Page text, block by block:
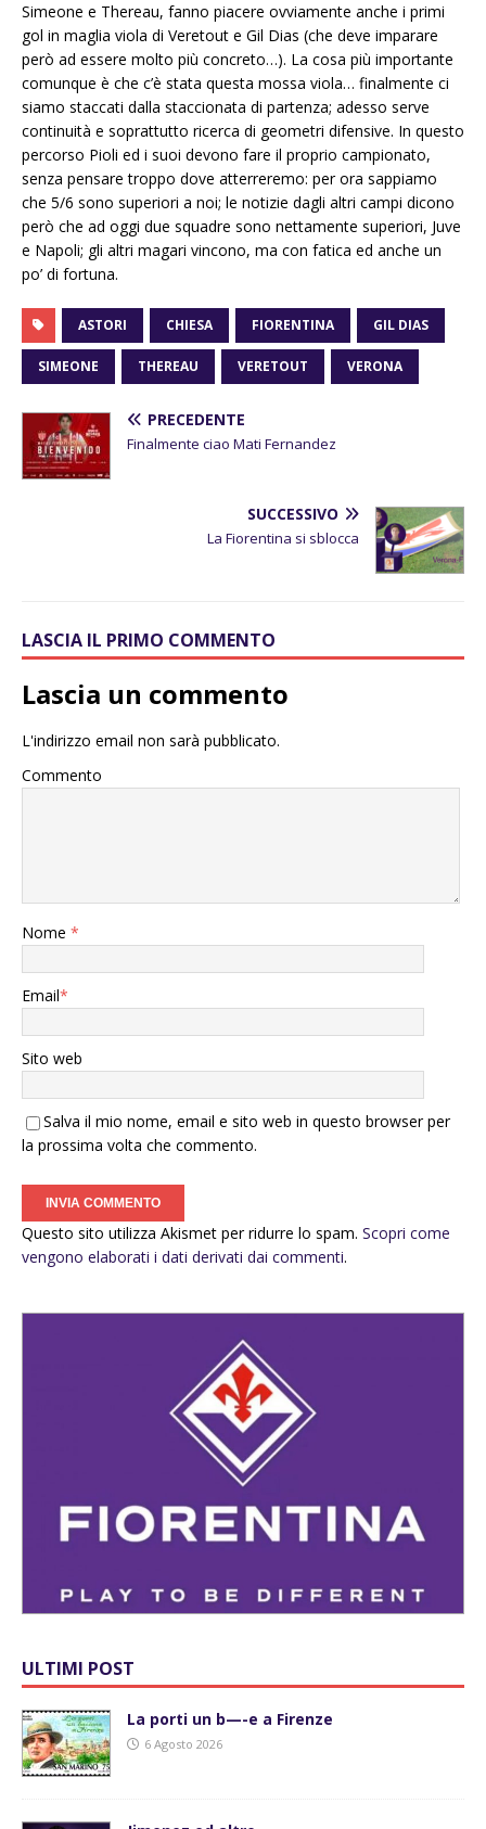
Simeone e Thereau, fanno piacere ovviamente anche i primi
gol in maglia viola di Veretout e Gil Dias (che deve imparare
però ad essere molto più concreto…). La cosa più importante
comunque è che c’è stata questa mossa viola… finalmente ci
siamo staccati dalla staccionata di partenza; adesso serve
continuità e soprattutto ricerca di geometri difensive. In questo
percorso Pioli ed i suoi devono fare il proprio campionato,
senza pensare troppo dove atterreremo: per ora sappiamo
che 5/6 sono superiori a noi; le notizie dagli altri campi dicono
però che ad oggi due squadre sono nettamente superiori, Juve
e Napoli; gli altri magari vincono, ma con fatica ed anche un
po’ di fortuna.
ASTORI CHIESA FIORENTINA GIL DIAS
SIMEONE THEREAU VERETOUT VERONA
PRECEDENTE
Finalmente ciao Mati Fernandez
SUCCESSIVO
La Fiorentina si sblocca
LASCIA IL PRIMO COMMENTO
Lascia un commento
L'indirizzo email non sarà pubblicato.
Commento
Nome *
Email*
Sito web
Salva il mio nome, email e sito web in questo browser per
la prossima volta che commento.
Questo sito utilizza Akismet per ridurre lo spam. Scopri come
vengono elaborati i dati derivati dai commenti.
ULTIMI POST
La porti un b—-e a Firenze
6 Agosto 2026